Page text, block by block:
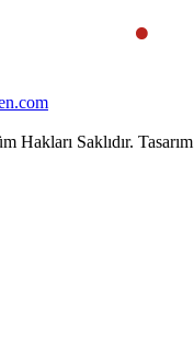
Hakları Saklıdır. Tasarım